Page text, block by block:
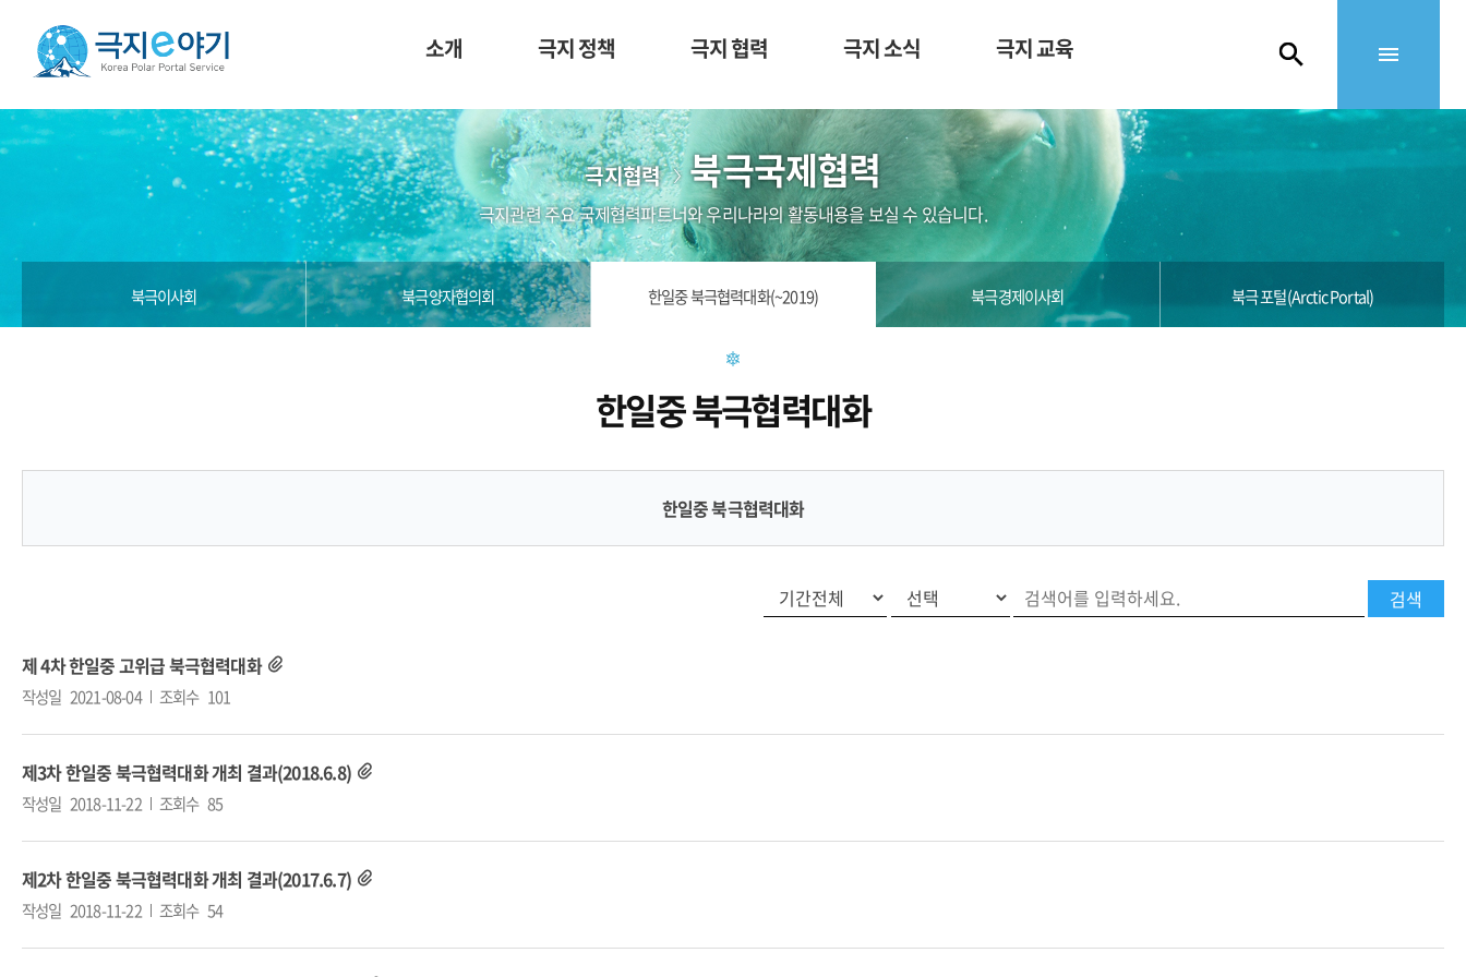
소개 극지 정책 극지 협력 극지 소식 극지 교육
극지협력 북극국제협력
극지관련 주요 국제협력파트너와 우리나라의 활동내용을 보실 수 있습니다.
북극이사회 북극양자협의회 한일중 북극협력대화(~2019) 북극경제이사회 북극 포털(Arctic Portal)
한일중 북극협력대화
한일중 북극협력대화
제 4차 한일중 고위급 북극협력대화
작성일 2021-08-04 조회수 101
제3차 한일중 북극협력대화 개최 결과(2018.6.8)
작성일 2018-11-22 조회수 85
제2차 한일중 북극협력대화 개최 결과(2017.6.7)
작성일 2018-11-22 조회수 54